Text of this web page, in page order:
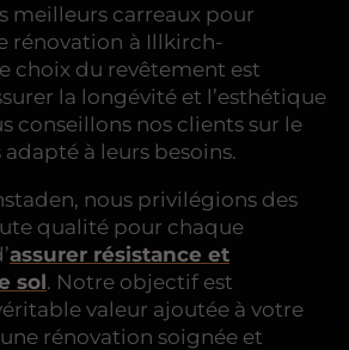
meilleurs carreaux pour
rénovation à Illkirch-
choix du revêtement est
la longévité et l’esthétique
conseillons nos clients sur le
à leurs besoins.
nous privilégions des
qualité pour chaque
assurer résistance et
sol. Notre objectif est
valeur ajoutée à votre
rénovation soignée et